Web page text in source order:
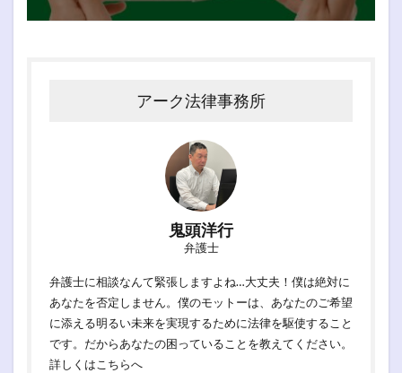
アーク法律事務所
鬼頭洋行
弁護士
弁護士に相談なんて緊張しますよね…大丈夫！僕は絶対に
あなたを否定しません。僕のモットーは、あなたのご希望
に添える明るい未来を実現するために法律を駆使すること
です。だからあなたの困っていることを教えてください。
詳しくは こちらへ